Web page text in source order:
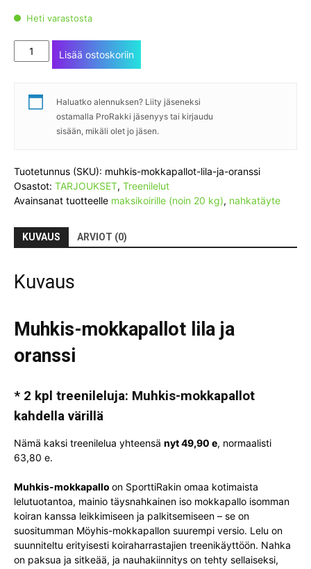
Heti varastosta
Muhkis-
mokkapallot
Lisää ostoskoriin
Haluatko alennuksen? Liity jäseneksi
ostamalla ProRakki jäsenyys tai kirjaudu
sisään, mikäli olet jo jäsen.
Tuotetunnus (SKU): muhkis-mokkapallot-lila-ja-oranssi
Osastot: TARJOUKSET, Treenilelut
Avainsanat tuotteelle maksikoirille (noin 20 kg), nahkatäyte
KUVAUS ARVIOT (0)
Kuvaus
Muhkis-mokkapallot lila ja
oranssi
* 2 kpl treenileluja: Muhkis-mokkapallot
kahdella värillä
Nämä kaksi treenilelua yhteensä nyt 49,90 e, normaalisti
63,80 e.
Muhkis-mokkapallo on SporttiRakin omaa kotimaista
lelutuotantoa, mainio täysnahkainen iso mokkapallo isomman
koiran kanssa leikkimiseen ja palkitsemiseen – se on
suositumman Möyhis-mokkapallon suurempi versio. Lelu on
suunniteltu erityisesti koiraharrastajien treenikäyttöön. Nahka
on paksua ja sitkeää, ja nauhakiinnitys on tehty sellaiseksi,